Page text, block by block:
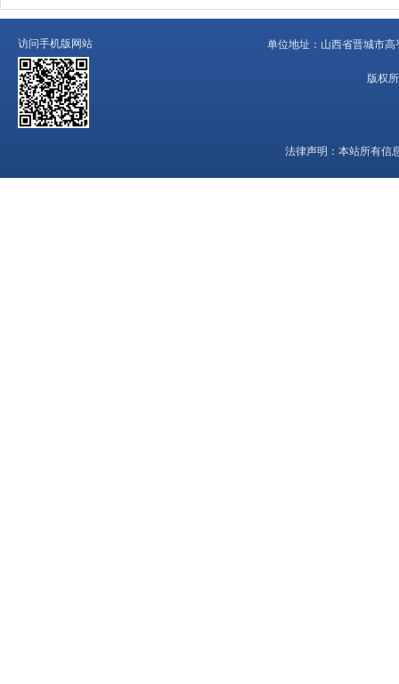
访问手机版网站 单位地址： 山西省晋城市高
版权
法律声明： 本站所有信